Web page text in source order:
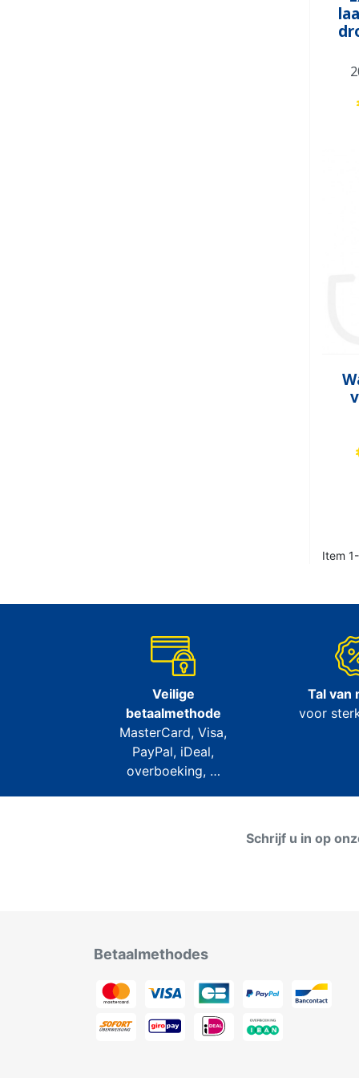
Item
Veilige
betaalmethode
MasterCard, Visa,
PayPal, iDeal,
overboeking, …
Tal van
voor
Schrijf u in op
Betaalmethodes